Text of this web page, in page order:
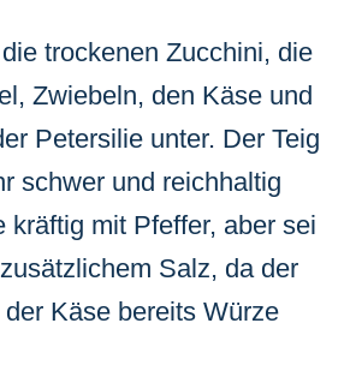
trockenen Zucchini, die
Zwiebeln, den Käse und
Petersilie unter. Der Teig
schwer und reichhaltig
kräftig mit Pfeffer, aber sei
Salz, da der
Käse bereits Würze